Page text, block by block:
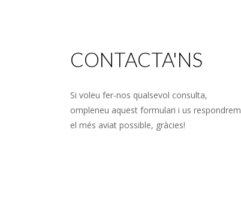
CONTACTA'NS
Si voleu fer-nos qualsevol consulta,
ompleneu aquest formulari i us respondrem
el més aviat possible, gràcies!